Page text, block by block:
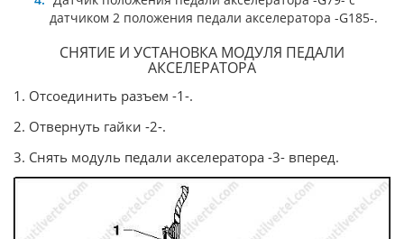
датчиком 2 положения педали акселератора -G185-.
СНЯТИЕ И УСТАНОВКА МОДУЛЯ ПЕДАЛИ
АКСЕЛЕРАТОРА
1. Отсоединить разъем -1-.
2. Отвернуть гайки -2-.
3. Снять модуль педали акселератора -3- вперед.